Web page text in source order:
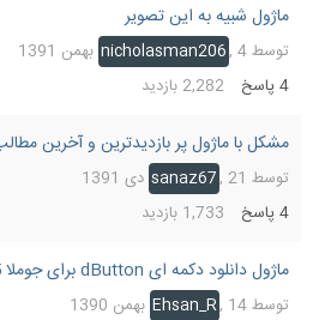
ماژول شبیه به این تصویر
توسط nicholasman206 ,4 بهمن 1391
4پاسخ 2,282بازدید
مشکل با ماژول پر بازدیدترین و آخرین مطالب
توسط sanaz67 ,21 دی 1391
4پاسخ 1,733 بازدید
ماژول دانلود دکمه ای dButton برای جوملا 1.5
توسط Ehsan_R ,14 بهمن 1390